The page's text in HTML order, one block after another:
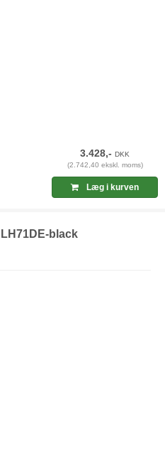
3.428,-DKK
(2.742,40 ekskl. moms)
Læg i kurven
black